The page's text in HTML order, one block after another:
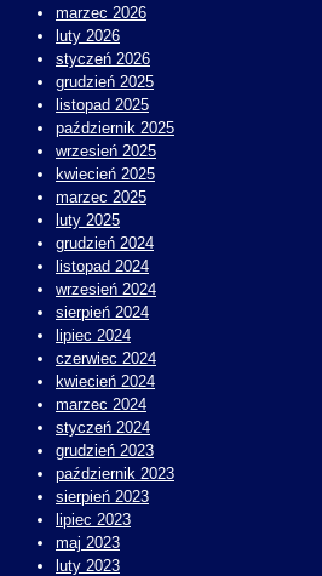
marzec 2026
luty 2026
styczeń 2026
grudzień 2025
listopad 2025
październik 2025
wrzesień 2025
kwiecień 2025
marzec 2025
luty 2025
grudzień 2024
listopad 2024
wrzesień 2024
sierpień 2024
lipiec 2024
czerwiec 2024
kwiecień 2024
marzec 2024
styczeń 2024
grudzień 2023
październik 2023
sierpień 2023
lipiec 2023
maj 2023
luty 2023